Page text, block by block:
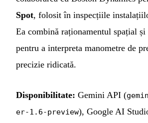
Spot, folosit în inspecțiile
Ea combină raționamentul spațial și
pentru a interpreta manometre de
precizie ridicată.
Disponibilitate: Gemini API (
er-1.6-preview), Google AI